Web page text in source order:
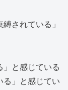
されている」
」と感じている
る」と感じてい